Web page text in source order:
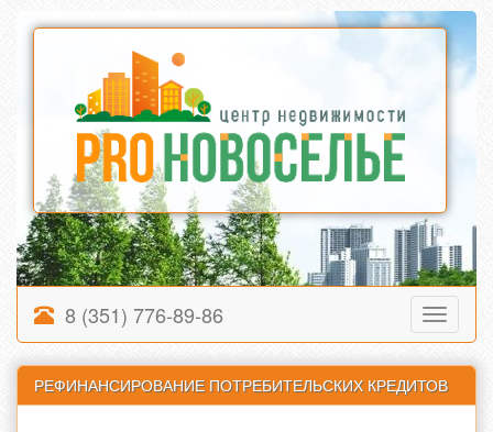
Toggle
8 (351) 776-89-86
РЕФИНАНСИРОВАНИЕ ПОТРЕБИТЕЛЬСКИХ КРЕДИТОВ